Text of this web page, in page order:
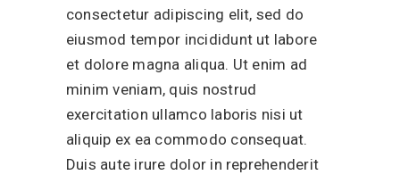
consectetur adipiscing elit, sed do
eiusmod tempor incididunt ut labore
et dolore magna aliqua. Ut enim ad
minim veniam, quis nostrud
exercitation ullamco laboris nisi ut
aliquip ex ea commodo consequat.
Duis aute irure dolor in reprehenderit